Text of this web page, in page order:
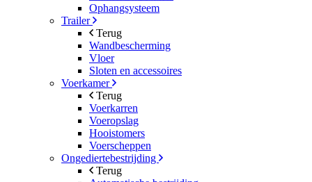
Ophangsysteem
Trailer
Terug
Wandbescherming
Vloer
Sloten en accessoires
Voerkamer
Terug
Voerkarren
Voeropslag
Hooistomers
Voerscheppen
Ongediertebestrijding
Terug